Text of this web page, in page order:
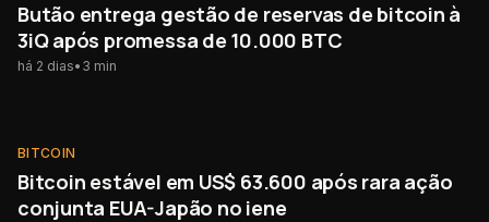
Butão entrega gestão de reservas de bitcoin à
3iQ após promessa de 10.000 BTC
há 2 dias• 3 min
BITCOIN
BITCOIN
Bitcoin estável em US$ 63.600 após rara ação
conjunta EUA-Japão no iene